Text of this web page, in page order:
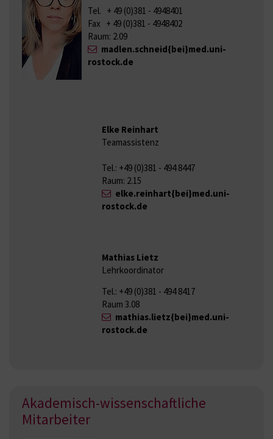
Tel. + 49 (0)381 - 4948401
Fax + 49 (0)381 - 4948402
Raum: 2.09
madlen.schneid{bei}med.uni-
rostock.de
Elke Reinhart
Teamassistenz
Tel.: +49 (0)381 - 494 8447
Raum: 2.15
elke.reinhart{bei}med.uni-
rostock.de
Mathias Lietz
Lehrkoordinator
Tel.: +49 (0)381 - 494 8417
Raum 3.08
mathias.lietz{bei}med.uni-
rostock.de
Akademisch-wissenschaftliche
Mitarbeiter